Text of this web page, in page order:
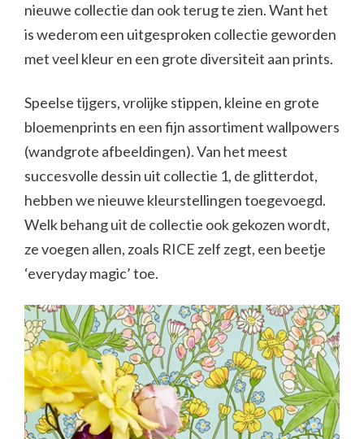
nieuwe collectie dan ook terug te zien. Want het
is wederom een uitgesproken collectie geworden
met veel kleur en een grote diversiteit aan prints.
Speelse tijgers, vrolijke stippen, kleine en grote
bloemenprints en een fijn assortiment wallpowers
(wandgrote afbeeldingen). Van het meest
succesvolle dessin uit collectie 1, de glitterdot,
hebben we nieuwe kleurstellingen toegevoegd.
Welk behang uit de collectie ook gekozen wordt,
ze voegen allen, zoals RICE zelf zegt, een beetje
‘everyday magic’ toe.